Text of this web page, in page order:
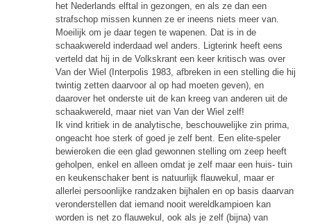
het Nederlands elftal in gezongen, en als ze dan een
strafschop missen kunnen ze er ineens niets meer van.
Moeilijk om je daar tegen te wapenen. Dat is in de
schaakwereld inderdaad wel anders. Ligterink heeft eens
verteld dat hij in de Volkskrant een keer kritisch was over
Van der Wiel (Interpolis 1983, afbreken in een stelling die hij
twintig zetten daarvoor al op had moeten geven), en
daarover het onderste uit de kan kreeg van anderen uit de
schaakwereld, maar niet van Van der Wiel zelf!
Ik vind kritiek in de analytische, beschouwelijke zin prima,
ongeacht hoe sterk of goed je zelf bent. Een elite-speler
bewieroken die een glad gewonnen stelling om zeep heeft
geholpen, enkel en alleen omdat je zelf maar een huis- tuin
en keukenschaker bent is natuurlijk flauwekul, maar er
allerlei persoonlijke randzaken bijhalen en op basis daarvan
veronderstellen dat iemand nooit wereldkampioen kan
worden is net zo flauwekul, ook als je zelf (bijna) van